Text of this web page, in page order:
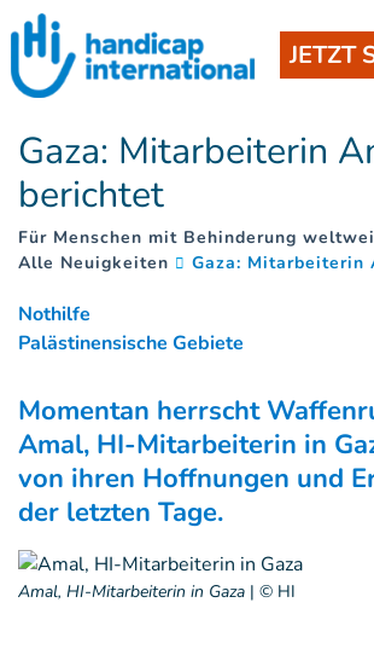
JETZT
Gaza: Mitarbeiterin
berichtet
Für Menschen mit Behinderung
Alle Neuigkeiten
Gaza: Mitarbeiterin
Nothilfe
Palästinensische Gebiete
Momentan herrscht
Amal, HI-Mitarbeiterin in
von ihren Hoffnungen und
der letzten Tage.
Amal, HI-Mitarbeiterin in Gaza | © HI